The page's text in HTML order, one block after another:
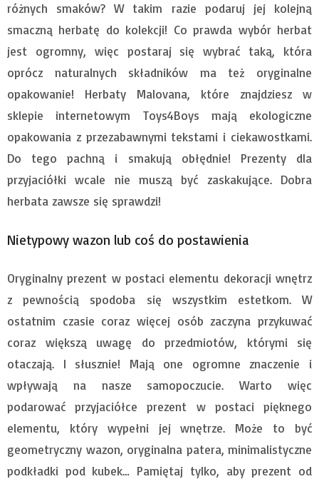
różnych smaków? W takim razie podaruj jej kolejną
smaczną herbatę do kolekcji! Co prawda wybór herbat
jest ogromny, więc postaraj się wybrać taką, która
oprócz naturalnych składników ma też oryginalne
opakowanie! Herbaty Malovana, które znajdziesz w
sklepie internetowym Toys4Boys mają ekologiczne
opakowania z przezabawnymi tekstami i ciekawostkami.
Do tego pachną i smakują obłędnie! Prezenty dla
przyjaciółki wcale nie muszą być zaskakujące. Dobra
herbata zawsze się sprawdzi!
Nietypowy wazon lub coś do postawienia
Oryginalny prezent w postaci elementu dekoracji wnętrz
z pewnością spodoba się wszystkim estetkom. W
ostatnim czasie coraz więcej osób zaczyna przykuwać
coraz większą uwagę do przedmiotów, którymi się
otaczają. I słusznie! Mają one ogromne znaczenie i
wpływają na nasze samopoczucie. Warto więc
podarować przyjaciółce prezent w postaci pięknego
elementu, który wypełni jej wnętrze. Może to być
geometryczny wazon, oryginalna patera, minimalistyczne
podkładki pod kubek… Pamiętaj tylko, aby prezent od